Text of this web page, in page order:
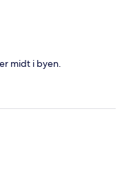
midt i byen.